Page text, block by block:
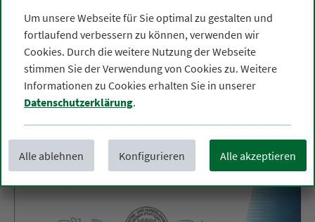
Um unsere Webseite für Sie optimal zu gestalten und
fortlaufend verbessern zu können, verwenden wir
Cookies. Durch die weitere Nutzung der Webseite
stimmen Sie der Verwendung von Cookies zu. Weitere
Informationen zu Cookies erhalten Sie in unserer
Datenschutzerklärung.
Alle akzeptieren
Konfigurieren
Alle ablehnen